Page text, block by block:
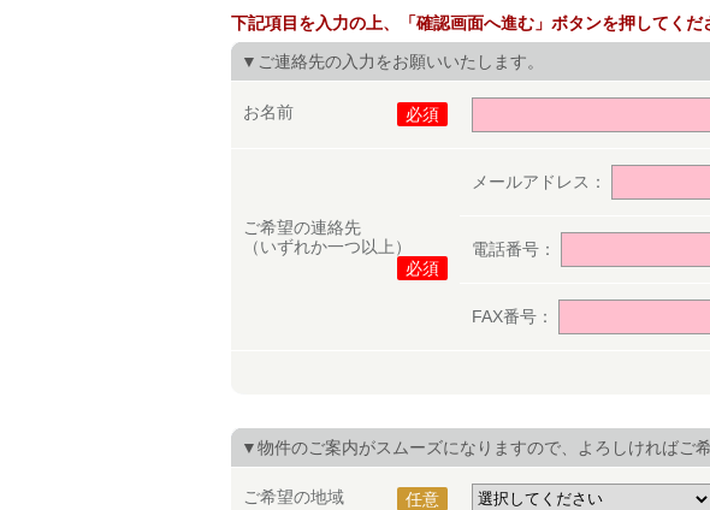
下記項目を入力の上、「確認画面へ進む」ボタンを押してくだ
▼ご連絡先の入力をお願いいたします。
お名前 必須
ご希望の連絡先
（いずれか一つ以上）
必須
メールアドレス：
電話番号：
FAX番号：
▼物件のご案内がスムーズになりますので、よろしければご
ご希望の地域 任意